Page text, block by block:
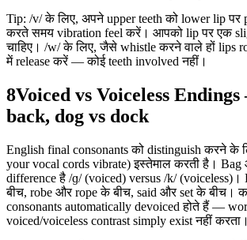
Tip: /v/ के लिए, अपने upper teeth को lower lip पर
करते समय vibration feel करें। आपको lip पर एक
चाहिए। /w/ के लिए, जैसे whistle करने वाले हों lips
में release करें — कोई teeth involved नहीं।
8Voiced vs Voiceless
back, dog vs dock
English final consonants को distinguish करने के
your vocal cords vibrate) इस्तेमाल करती है।
difference है /ɡ/ (voiced) versus /k/
बीच, robe और rope के बीच, said और set के बीच।
consonants automatically devoiced होते हैं —
voiced/voiceless contrast simply exist नहीं करता।